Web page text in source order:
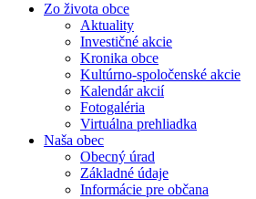
Zo života obce
Aktuality
Investičné akcie
Kronika obce
Kultúrno-spoločenské akcie
Kalendár akcií
Fotogaléria
Virtuálna prehliadka
Naša obec
Obecný úrad
Základné údaje
Informácie pre občana